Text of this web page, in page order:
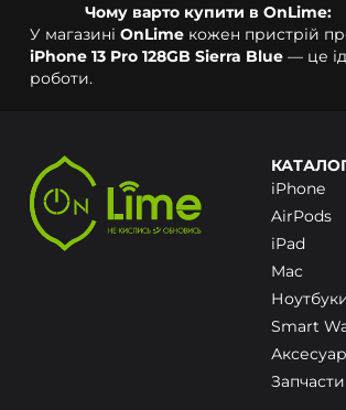
Чому варто купити в OnLime:
У магазині OnLime кожен пристрій
iPhone 13 Pro 128GB Sierra Blue — це
роботи.
iPhone
AirPods
iPad
Mac
Smart
Цей сайт використовує cookie
використання файлів cookie.